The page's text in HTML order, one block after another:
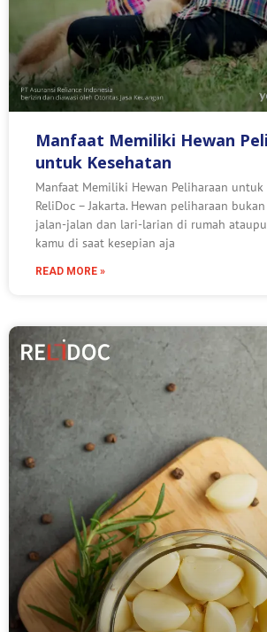
Manfaat Memiliki Hewan
untuk Kesehatan
Manfaat Memiliki Hewan Peliharaan untuk
ReliDoc – Jakarta. Hewan peliharaan
jalan-jalan dan lari-larian di rumah
kamu di saat kesepian aja
READ MORE »